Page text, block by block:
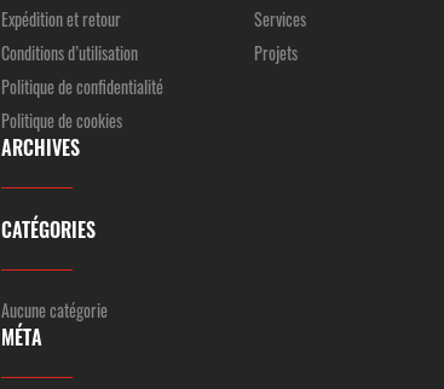
Expédition et retour
Conditions d’utilisation
Politique de confidentialité
Politique de cookies
ARCHIVES
CATÉGORIES
Aucune catégorie
MÉTA
Services
Projets